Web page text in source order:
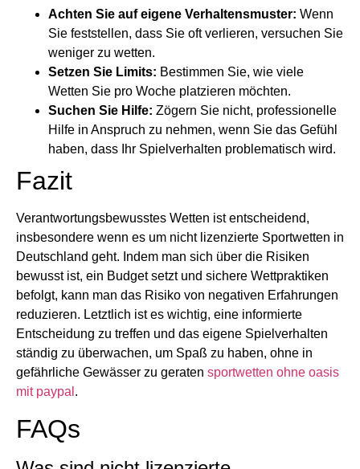
Achten Sie auf eigene Verhaltensmuster: Wenn
Sie feststellen, dass Sie oft verlieren, versuchen Sie
weniger zu wetten.
Setzen Sie Limits: Bestimmen Sie, wie viele
Wetten Sie pro Woche platzieren möchten.
Suchen Sie Hilfe: Zögern Sie nicht, professionelle
Hilfe in Anspruch zu nehmen, wenn Sie das Gefühl
haben, dass Ihr Spielverhalten problematisch wird.
Fazit
Verantwortungsbewusstes Wetten ist entscheidend,
insbesondere wenn es um nicht lizenzierte Sportwetten in
Deutschland geht. Indem man sich über die Risiken
bewusst ist, ein Budget setzt und sichere Wettpraktiken
befolgt, kann man das Risiko von negativen Erfahrungen
reduzieren. Letztlich ist es wichtig, eine informierte
Entscheidung zu treffen und das eigene Spielverhalten
ständig zu überwachen, um Spaß zu haben, ohne in
gefährliche Gewässer zu geraten sportwetten ohne oasis
mit paypal .
FAQs